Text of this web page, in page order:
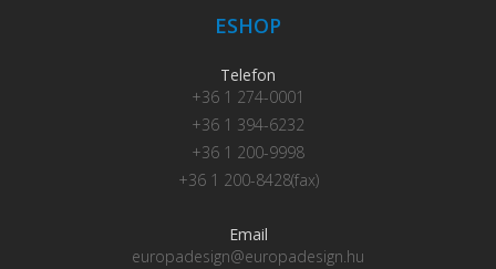
ESHOP
Telefon
+36 1 274-0001
+36 1 394-6232
+36 1 200-9998
+36 1 200-8428(fax)
Email
europadesign@europadesign.hu